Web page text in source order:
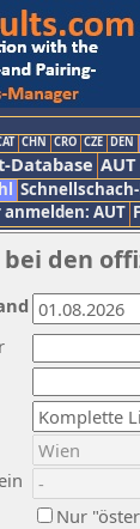
CHN CRO CZE DEN
Database
AUT
den
Nur